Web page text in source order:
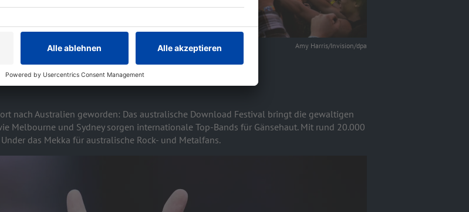
Senad Palic/Usplashed Amy Harris/Invision/dpa
nach Australien geworden: Das australische Download Festival bringt die gewaltigen
Melbourne und Sydney sorgen internationale Top-Bands für Gänsehaut. Mit rund 20.000
das Mekka für australische Rock- und Metalfans.